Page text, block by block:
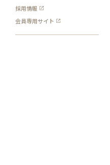
採用情報
会員専用サイト